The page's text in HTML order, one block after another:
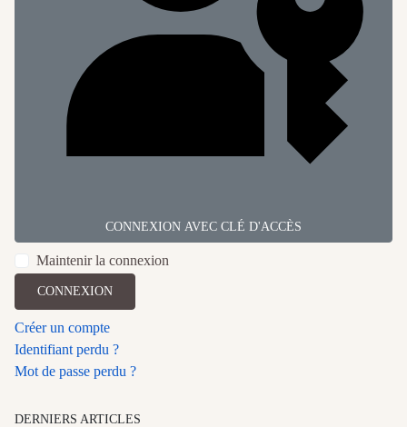
CONNEXION AVEC CLÉ D'ACCÈS
Maintenir la connexion
CONNEXION
Créer un compte
Identifiant perdu ?
Mot de passe perdu ?
DERNIERS ARTICLES